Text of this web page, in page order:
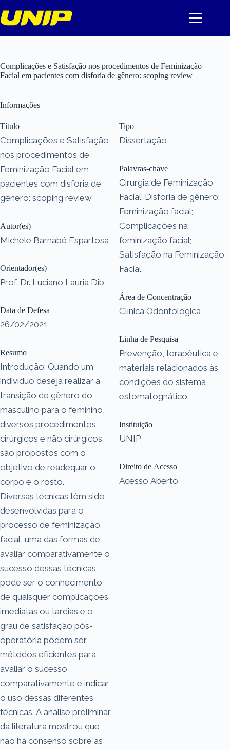
para
o
Complicações e Satisfação nos procedimentos de Feminização
Facial em pacientes com disforia de gênero: scoping review
Informações
Título
Complicações e Satisfação
nos procedimentos de
Feminização Facial em
pacientes com disforia de
gênero: scoping review
Autor(es)
Michele Barnabé Espartosa
Orientador(es)
Prof. Dr. Luciano Lauria Dib
Data de Defesa
26/02/2021
Resumo
Introdução: Quando um
indivíduo deseja realizar a
transição de gênero do
masculino para o feminino,
diversos procedimentos
cirúrgicos e não cirúrgicos
são propostos com o
objetivo de readequar o
corpo e o rosto.
Diversas técnicas têm sido
desenvolvidas para o
processo de feminização
facial, uma das formas de
avaliar comparativamente o
sucesso dessas técnicas
pode ser o conhecimento
de quaisquer complicações
imediatas ou tardias e o
grau de satisfação pós-
operatória podem ser
métodos eficientes para
avaliar o sucesso
comparativamente e indicar
o uso dessas diferentes
técnicas. A análise preliminar
da literatura mostrou que
não há consenso sobre as
Tipo
Dissertação
Palavras-chave
Cirurgia de Feminização
Facial; Disforia de gênero;
Feminização facial;
Complicações na
feminização facial;
Satisfação na Feminização
Facial.
Área de Concentração
Clínica Odontológica
Linha de Pesquisa
Prevenção, terapêutica e
materiais relacionados às
condições do sistema
estomatognático
Instituição
UNIP
Direito de Acesso
Acesso Aberto